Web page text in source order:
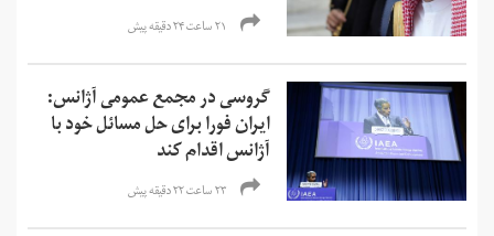
۲۱ ساعت ۲۴ دقیقه پیش
گروسی در مجمع عمومی آژانس:
ایران فورا برای حل مسائل خود با
آژانس اقدام کند
۲۳ ساعت ۲۲ دقیقه پیش